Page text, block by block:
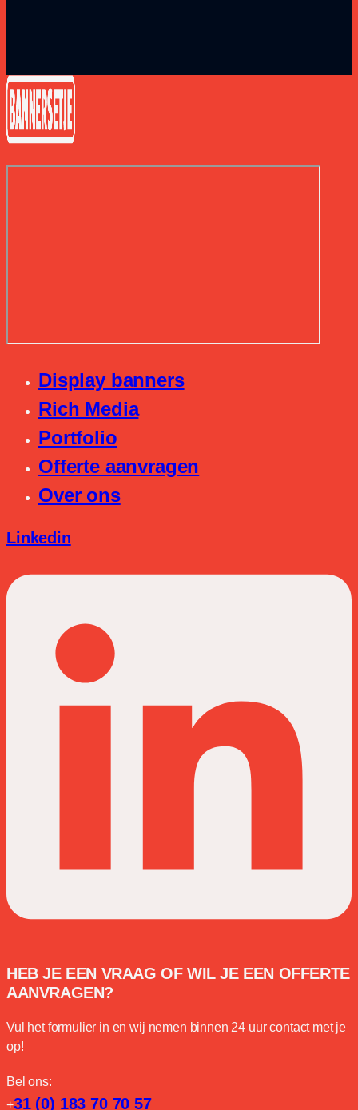
Display banners
Rich Media
Portfolio
Offerte aanvragen
Over ons
Linkedin
HEB JE EEN VRAAG OF WIL JE EEN OFFERTE
AANVRAGEN?
Vul het formulier in en wij nemen binnen 24 uur contact met je
op!
Bel ons:
+31 (0) 183 70 70 57